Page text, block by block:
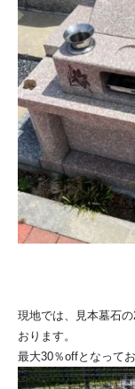
現地では、見本墓石
おります。
最大30％offとなって